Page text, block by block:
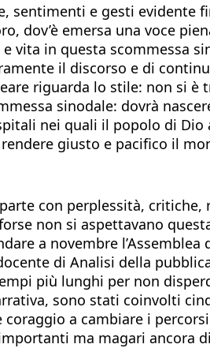
sentimenti e gesti evidente
dov’è emersa una voce
vita in questa scommessa
il discorso e di
riguarda lo stile: non si
sinodale: dovrà
nei quali il popolo di Dio
giusto e pacifico il
con perplessità, critiche,
non si aspettavano
a novembre l’Assemblea
di Analisi della
più lunghi per non
sono stati coinvolti
a cambiare i
ma magari ancora